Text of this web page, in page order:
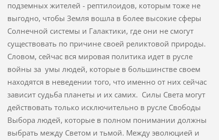
подземных жителей - рептилоидов, которым тоже не
выгодно, чтобы Земля вошла в более высокие сферы
Солнечной системы и Галактики, где они не смогут
существовать по причине своей реликтовой природы.
Словом, сейчас вся мировая политика идет в русле
войны за умы людей, которые в большинстве своем
находятся в неведении того, что именно от них сейчас
зависит судьба планеты и их самих. Силы Света могут
действовать только исключительно в русле Свободы
Выбора людей, которые в полном понимании должны
выбрать между Светом и тьмой. Между эволюцией и